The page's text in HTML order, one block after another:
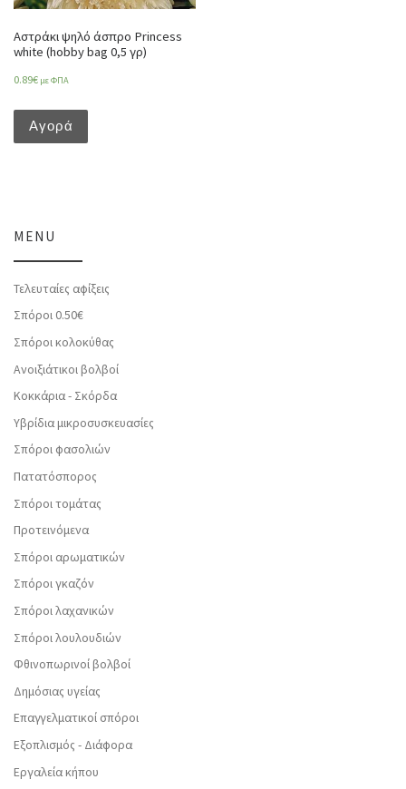
Αστράκι ψηλό άσπρο Princess
white (hobby bag 0,5 γρ)
0.89€ με ΦΠΑ
Αγορά
MENU
Τελευταίες αφίξεις
Σπόροι 0.50€
Σπόροι κολοκύθας
Ανοιξιάτικοι βολβοί
Κοκκάρια - Σκόρδα
Υβρίδια μικροσυσκευασίες
Σπόροι φασολιών
Πατατόσπορος
Σπόροι τομάτας
Προτεινόμενα
Σπόροι αρωματικών
Σπόροι γκαζόν
Σπόροι λαχανικών
Σπόροι λουλουδιών
Φθινοπωρινοί βολβοί
Δημόσιας υγείας
Επαγγελματικοί σπόροι
Εξοπλισμός - Διάφορα
Εργαλεία κήπου